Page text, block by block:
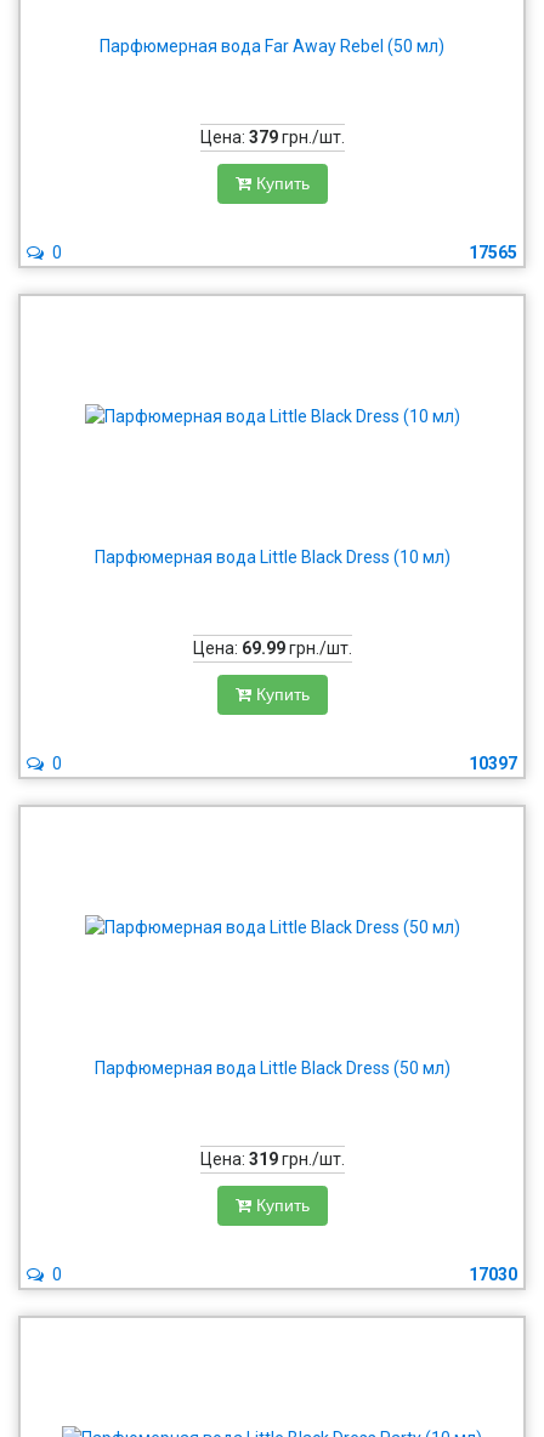
Парфюмерная вода Far Away Rebel (50 мл)
Цена: 379грн./шт.
Купить
17565
0
Парфюмерная вода Little Black Dress (10 мл)
Цена: 69.99грн./шт.
Купить
10397
0
Парфюмерная вода Little Black Dress (50 мл)
Цена: 319грн./шт.
Купить
17030
0